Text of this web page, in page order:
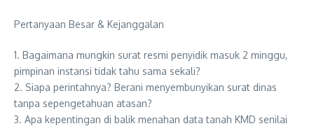
Pertanyaan Besar & Kejanggalan
1. Bagaimana mungkin surat resmi penyidik masuk 2 minggu,
pimpinan instansi tidak tahu sama sekali?
2. Siapa perintahnya? Berani menyembunyikan surat dinas
tanpa sepengetahuan atasan?
3. Apa kepentingan di balik menahan data tanah KMD senilai